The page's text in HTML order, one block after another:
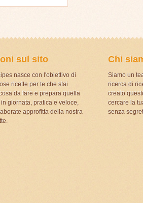
sul sito
nasce con l'obiettivo di
ricette per te che stai
da fare e prepara quella
giornata, pratica e veloce,
approfitta della nostra
Chi
Siamo un
ricerca di
creato
cercare la
senza